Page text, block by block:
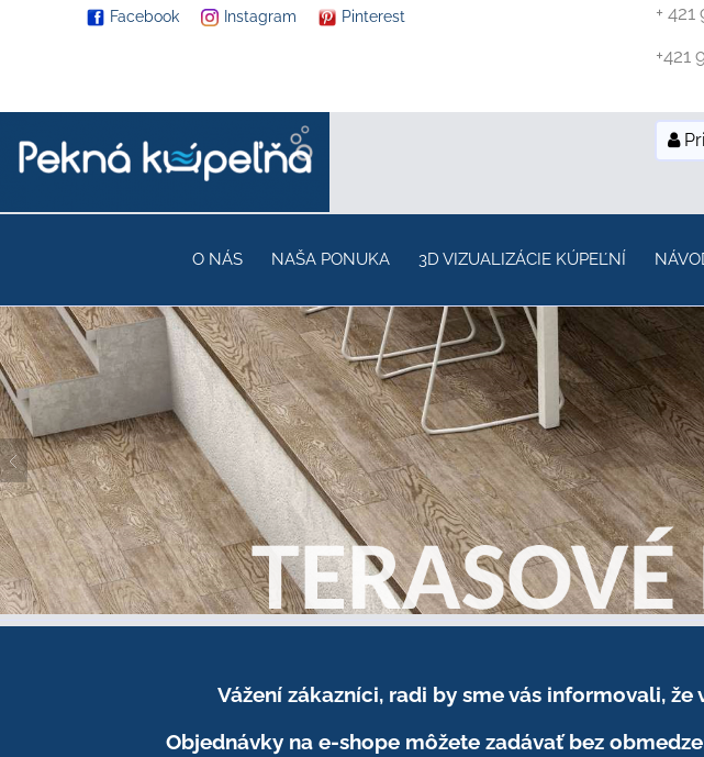
Facebook Instagram Pinterest +
+421
O NÁS NAŠA PONUKA 3D VIZUALIZÁCIE KÚPEĽNÍ
Vážení zákazníci, radi by sme vás informovali, že
Objednávky na e-shope môžete zadávať bez